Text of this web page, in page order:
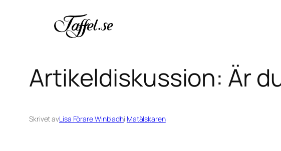
Artikeldiskussion: Är
Skrivet avLisa Förare Winbladhi Matälskaren